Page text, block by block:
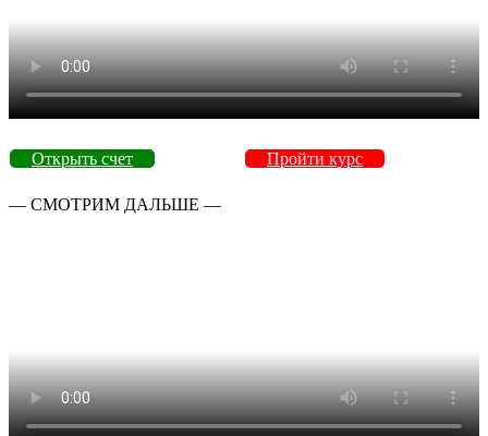
Открыть счет Пройти курс
— СМОТРИМ ДАЛЬШЕ —